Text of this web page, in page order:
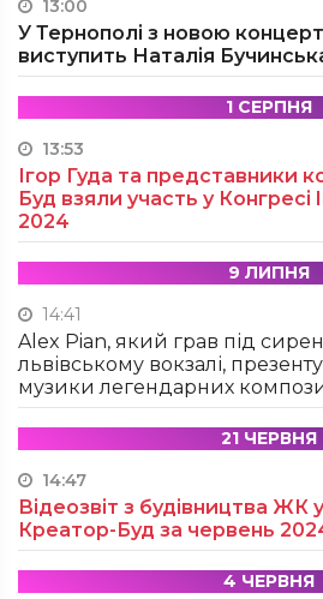
13:00
У Тернополі з новою
виступить Наталія
1 СЕРПНЯ
13:53
Ігор Гуда та представники
Буд взяли участь у Конгресі
2024
9 ЛИПНЯ
14:41
Alex Pian, який грав під
львівському вокзалі,
музики легендарних
21 ЧЕРВНЯ
14:47
Відеозвіт з будівництва ЖК
Креатор-Буд за червень
4 ЧЕРВНЯ